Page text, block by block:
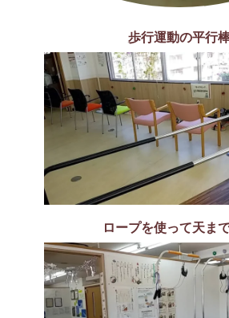
歩行運動の平行
ロープを使って天ま